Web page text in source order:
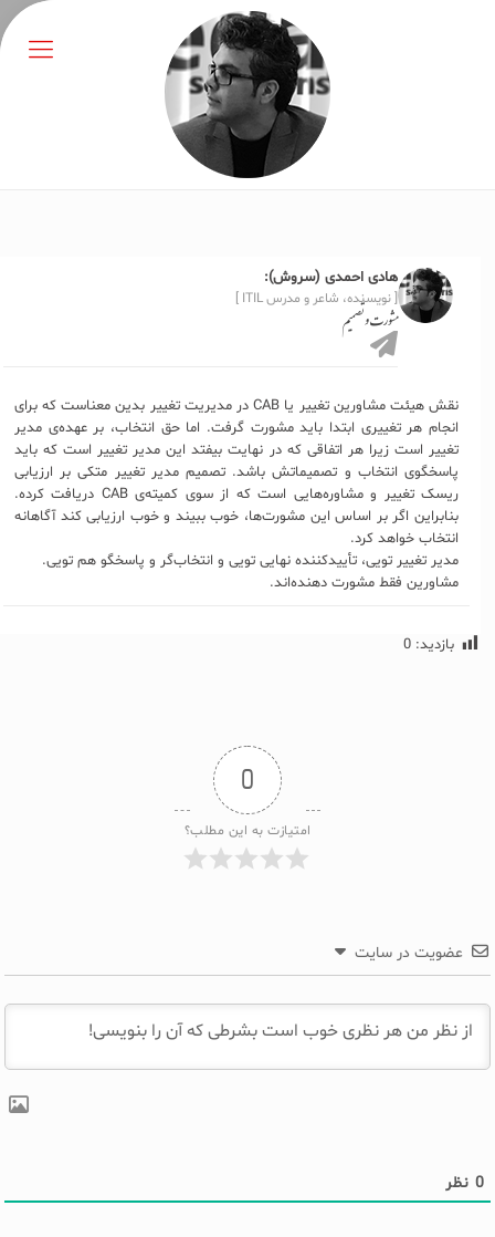
هادی احمدی (سروش):
[ نویسنده، شاعر و مدرس ITIL ]
مشورت و تصمیم
نقش هیئت مشاورین تغییر یا CAB در مدیریت تغییر بدین معناست که برای
انجام هر تغییری ابتدا باید مشورت گرفت. اما حق انتخاب، بر عهده‌ی مدیر
تغییر است زیرا هر اتفاقی که در نهایت بیفتد این مدیر تغییر است که باید
پاسخگوی انتخاب و تصمیماتش باشد. تصمیم مدیر تغییر متکی بر ارزیابی
ریسک تغییر و مشاوره‌هایی است که از سوی کمیته‌ی CAB دریافت کرده.
بنابراین اگر بر اساس این مشورت‌ها، خوب ببیند و خوب ارزیابی کند آگاهانه
انتخاب خواهد کرد.
مدیر تغییر تویی، تأییدکننده نهایی تویی و انتخاب‌گر و پاسخگو هم تویی.
مشاورین فقط مشورت دهنده‌اند.
بازدید: 0
0
امتیازت به این مطلب؟
عضویت در سایت
0 نظر